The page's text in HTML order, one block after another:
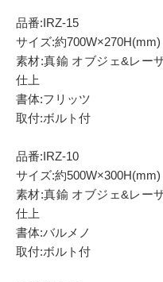
品番:IRZ-15
サイズ:約700W×270H(mm)
素材:真鍮 オブジェ&レー
仕上
書体:フリッツ
取付:ボルト付
品番:IRZ-10
サイズ:約500W×300H(mm)
素材:真鍮 オブジェ&レー
仕上
書体:バルメノ
取付:ボルト付